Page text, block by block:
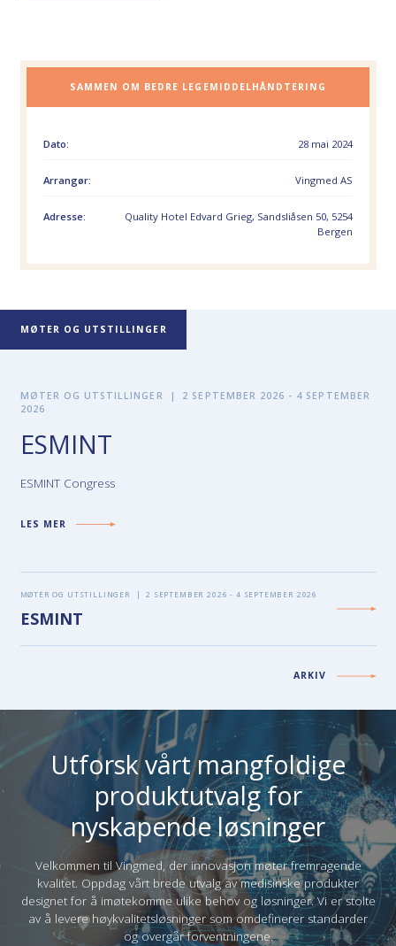
SAMMEN OM BEDRE LEGEMIDDELHÅNDTERING
Dato: 28 mai 2024
Arrangør: Vingmed AS
Adresse:
Quality Hotel Edvard Grieg, Sandsliåsen 50, 5254
Bergen
MØTER OG UTSTILLINGER
MØTER OG UTSTILLINGER |
2 SEPTEMBER 2026 - 4 SEPTEMBER
2026
ESMINT
ESMINT Congress
LES MER
MØTER OG UTSTILLINGER | 2 SEPTEMBER 2026 - 4 SEPTEMBER 2026
ESMINT
ARKIV
Utforsk vårt mangfoldige
produktutvalg for
nyskapende løsninger
Velkommen til Vingmed, der innovasjon møter fremragende
kvalitet. Oppdag vårt brede utvalg av medisinske produkter
designet for å imøtekomme ulike behov og løsninger. Vi er stolte
av å levere høykvalitetsløsninger som omdefinerer standarder
og overgår forventningene.